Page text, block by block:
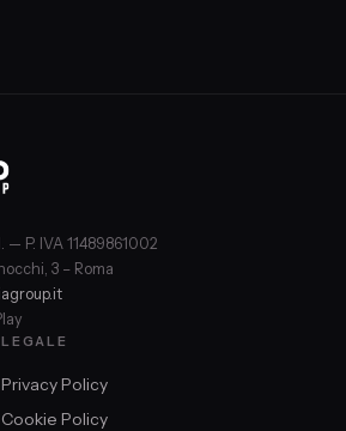
— P. IVA 11489861002
3 – Roma
LEGALE
Privacy Policy
Cookie Policy